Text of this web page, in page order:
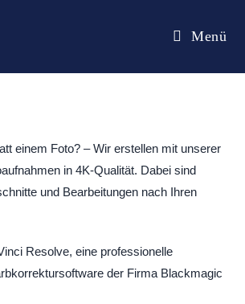
Menü
einem Foto? – Wir erstellen mit unserer
in 4K-Qualität. Dabei sind
und Bearbeitungen nach Ihren
Resolve, eine professionelle
der Firma Blackmagic